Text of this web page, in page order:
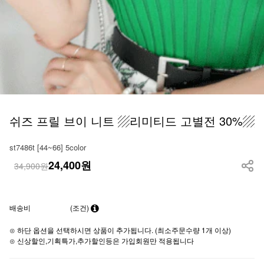
쉬즈 프릴 브이 니트 ▨리미티드 고별전 30%▨
st7486t [44~66] 5color
34,900원24,400원
배송비 (조건)
⊙ 하단 옵션을 선택하시면 상품이 추가됩니다. (최소주문수량 1개 이상)
⊙ 신상할인,기획특가,추가할인등은 가입회원만 적용됩니다